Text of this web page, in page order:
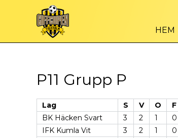
HEM
P11 Grupp P
Lag S V O F
BK Häcken Svart
3 2 1 0
IFK Kumla Vit
3 2 1 0